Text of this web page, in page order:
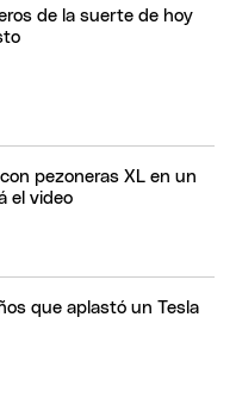
de la suerte de hoy
pezoneras XL en un
el video
que aplastó un Tesla